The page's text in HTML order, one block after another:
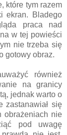
które tym razem
ekran. Bladego
praca nad
w tej powieści
nie trzeba się
gotowy obraz.
również
na granicy
jednak warto o
zastanawiał się
obrażeniach nie
pod uwagę